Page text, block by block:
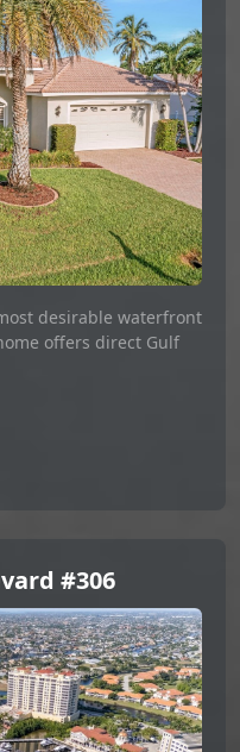
desirable waterfront
offers direct Gulf
#306